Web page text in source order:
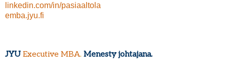
linkedin.com/in/pasiaaltola
emba.jyu.fi
JYU Executive MBA. Menesty johtajana.